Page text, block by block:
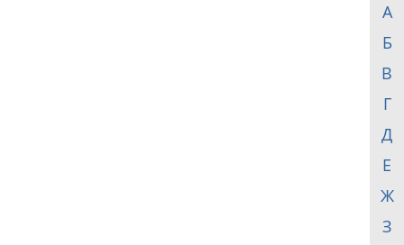
А
Б
В
Г
Д
Е
Ж
З